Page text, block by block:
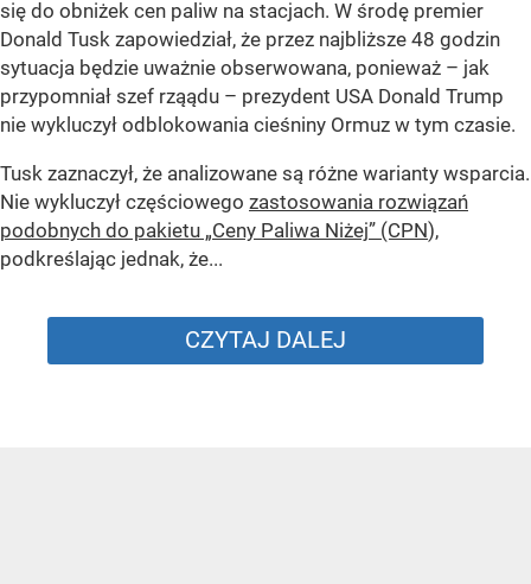
się do obniżek cen paliw na stacjach. W środę premier
Donald Tusk zapowiedział, że przez najbliższe 48 godzin
sytuacja będzie uważnie obserwowana, ponieważ – jak
przypomniał szef rząądu – prezydent USA Donald Trump
nie wykluczył odblokowania cieśniny Ormuz w tym czasie.
Tusk zaznaczył, że analizowane są różne warianty wsparcia.
Nie wykluczył częściowego zastosowania rozwiązań
podobnych do pakietu „Ceny Paliwa Niżej” (CPN),
podkreślając jednak, że...
CZYTAJ DALEJ